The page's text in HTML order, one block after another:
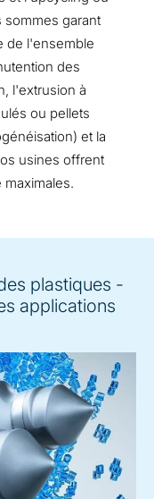
sommes garant
de l'ensemble
des
l'extrusion à
ou pellets
et la
usines offrent
plastiques -
applications